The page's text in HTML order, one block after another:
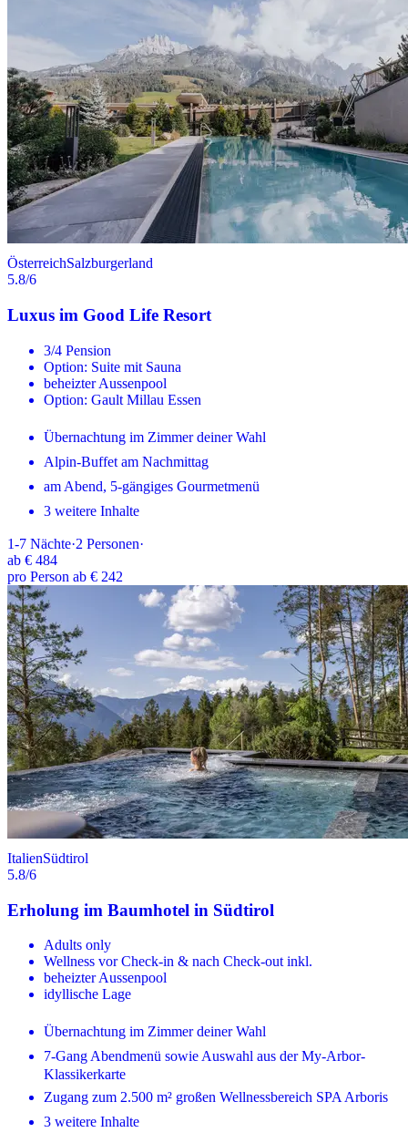
ÖsterreichSalzburgerland
5.8/6
Luxus im Good Life Resort
3/4 Pension
Option: Suite mit Sauna
beheizter Aussenpool
Option: Gault Millau Essen
Übernachtung im Zimmer deiner Wahl
Alpin-Buffet am Nachmittag
am Abend, 5-gängiges Gourmetmenü
3 weitere Inhalte
1-7 Nächte·2 Personen·
ab € 484
pro Person ab € 242
ItalienSüdtirol
5.8/6
Erholung im Baumhotel in Südtirol
Adults only
Wellness vor Check-in & nach Check-out inkl.
beheizter Aussenpool
idyllische Lage
Übernachtung im Zimmer deiner Wahl
7-Gang Abendmenü sowie Auswahl aus der My-Arbor-
Klassikerkarte
Zugang zum 2.500 m² großen Wellnessbereich SPA Arboris
3 weitere Inhalte